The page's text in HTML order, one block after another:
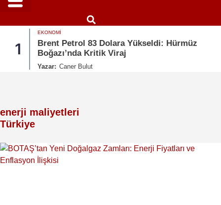
1
EKONOMI
Brent Petrol 83 Dolara Yükseldi: Hürmüz
Boğazı’nda Kritik Viraj
Yazar: Caner Bulut
enerji maliyetleri
Türkiye